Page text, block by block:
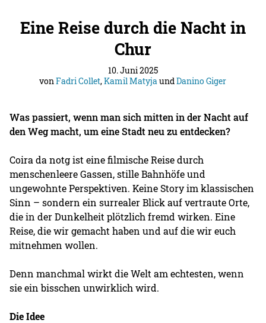
Eine Reise durch die Nacht in
Chur
10. Juni 2025
vonFadri Collet,Kamil MatyjaundDanino Giger
Was passiert, wenn man sich mitten in der Nacht auf
den Weg macht, um eine Stadt neu zu entdecken?
Coira da notg ist eine filmische Reise durch
menschenleere Gassen, stille Bahnhöfe und
ungewohnte Perspektiven. Keine Story im klassischen
Sinn – sondern ein surrealer Blick auf vertraute Orte,
die in der Dunkelheit plötzlich fremd wirken. Eine
Reise, die wir gemacht haben und auf die wir euch
mitnehmen wollen.
Denn manchmal wirkt die Welt am echtesten, wenn
sie ein bisschen unwirklich wird.
Die Idee